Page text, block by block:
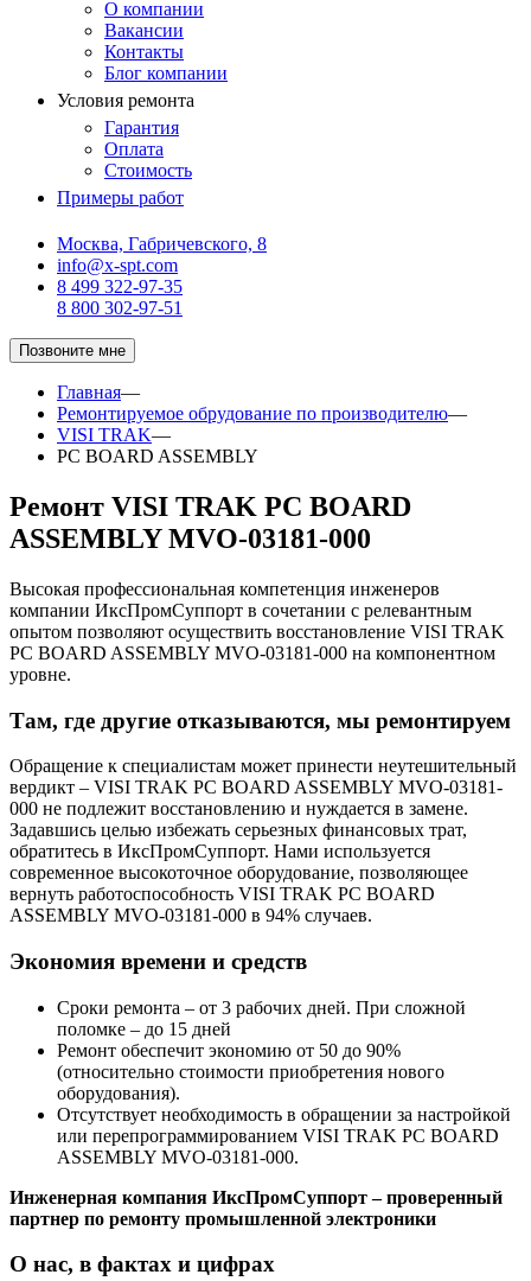
О компании
Вакансии
Контакты
Блог компании
Условия ремонта
Гарантия
Оплата
Стоимость
Примеры работ
Москва, Габричевского, 8
info@x-spt.com
8 499 322-97-35
8 800 302-97-51
Позвоните мне
Главная—
Ремонтируемое обрудование по производителю—
VISI TRAK—
PC BOARD ASSEMBLY
Ремонт VISI TRAK PC BOARD
ASSEMBLY MVO-03181-000
Высокая профессиональная компетенция инженеров
компании ИксПромСуппорт в сочетании с релевантным
опытом позволяют осуществить восстановление VISI TRAK
PC BOARD ASSEMBLY MVO-03181-000 на компонентном
уровне.
Там, где другие отказываются, мы ремонтируем
Обращение к специалистам может принести неутешительный
вердикт – VISI TRAK PC BOARD ASSEMBLY MVO-03181-
000 не подлежит восстановлению и нуждается в замене.
Задавшись целью избежать серьезных финансовых трат,
обратитесь в ИксПромСуппорт. Нами используется
современное высокоточное оборудование, позволяющее
вернуть работоспособность VISI TRAK PC BOARD
ASSEMBLY MVO-03181-000 в 94% случаев.
Экономия времени и средств
Сроки ремонта – от 3 рабочих дней. При сложной
поломке – до 15 дней
Ремонт обеспечит экономию от 50 до 90%
(относительно стоимости приобретения нового
оборудования).
Отсутствует необходимость в обращении за настройкой
или перепрограммированием VISI TRAK PC BOARD
ASSEMBLY MVO-03181-000.
Инженерная компания ИксПромСуппорт – проверенный
партнер по ремонту промышленной электроники
О нас, в фактах и цифрах